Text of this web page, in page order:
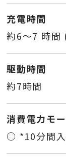
充電時間
約6～7 時間
駆動時間
約7時間
消費電力モ
○ *10分間入